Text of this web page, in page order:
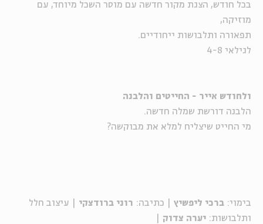
בכל חודש, הצגת מקור חדשה עם מוסר השכל מיוחד, עם
מוזיקה,
תפאורה ותלבושות ייחודיים.
לגילאי 4-8
ולחודש אייר - החייטים והלבנה
הלבנה דורשת שמלה חדשה.
מי החייט שיצליח למלא את מבוקשה?
בימוי: ברכי ליפשיץ | כתיבה: רוני ברודצקי | עיצוב חלל
ותלבושות: יערה צדוק